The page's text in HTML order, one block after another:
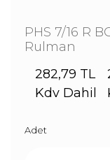
PHS 7/16 R
Rulman
282,79 TL
Kdv Dahil
Adet